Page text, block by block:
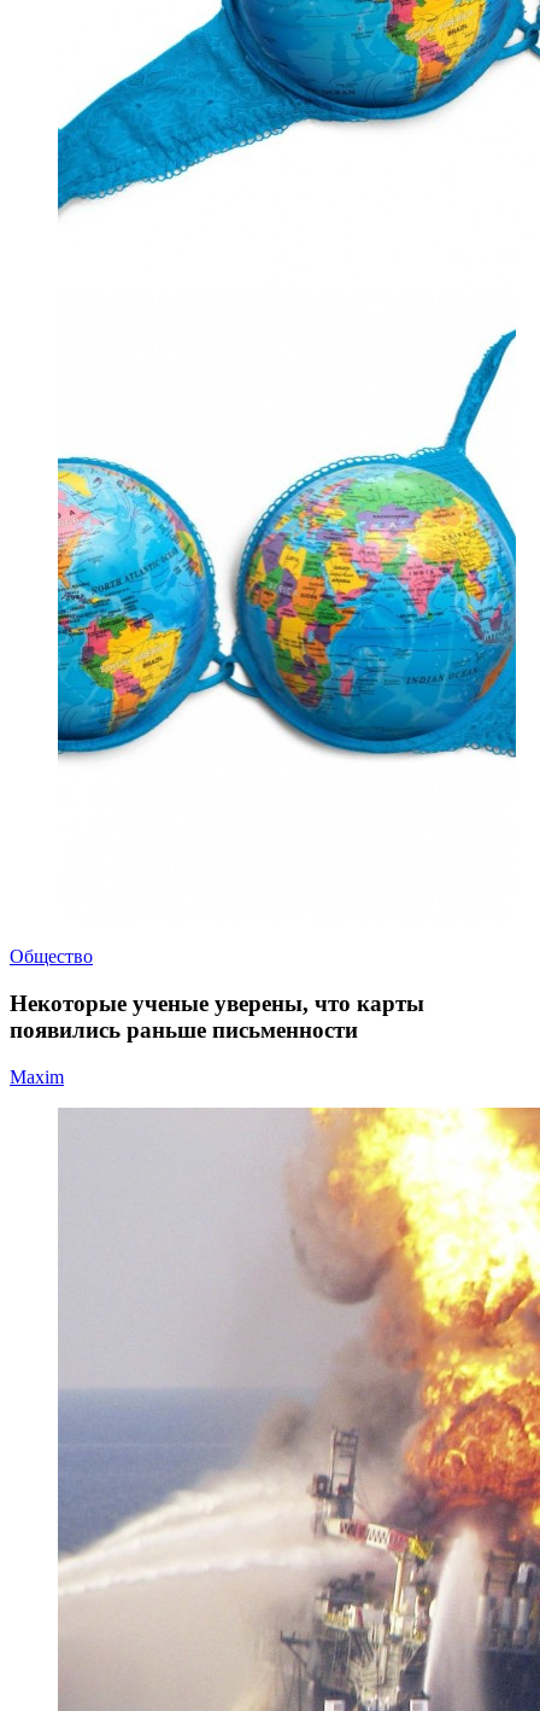
Общество
Некоторые ученые уверены, что карты
появились раньше письменности
Maxim